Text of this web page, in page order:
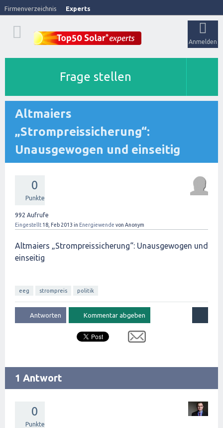
Firmenverzeichnis Experts
Anmelden
Frage stellen
Altmaiers
„Strompreissicherung“:
Unausgewogen und einseitig
0
Punkte
992 Aufrufe
Eingestellt 18, Feb 2013 in Energiewende von Anonym
Altmaiers „Strompreissicherung“: Unausgewogen und
einseitig
eeg strompreis politik
1 Antwort
0
Punkte